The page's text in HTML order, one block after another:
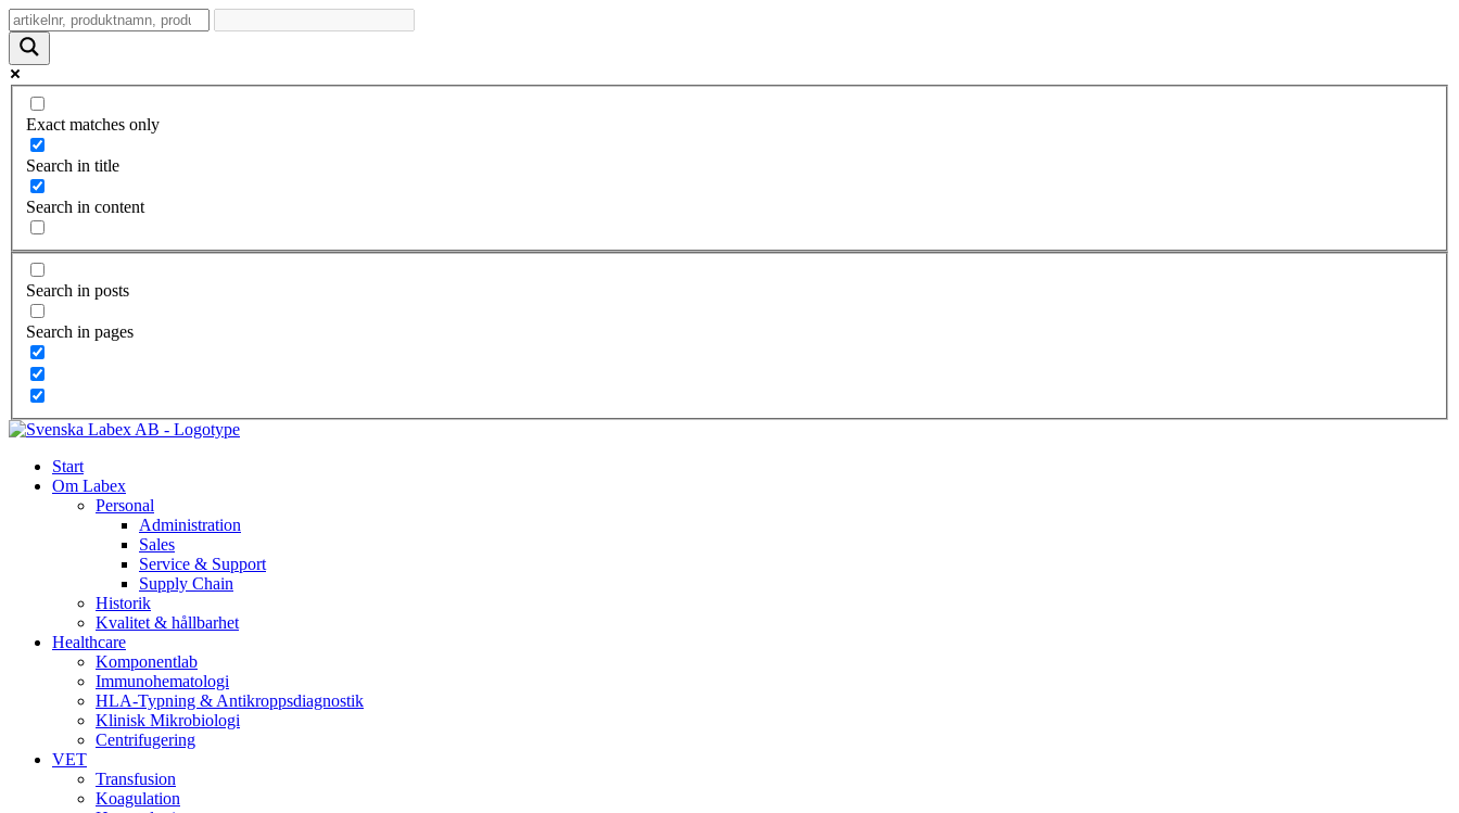
Exact matches only
Search in title
Search in content
Search in posts
Search in pages
Start
Om Labex
Personal
Administration
Sales
Service & Support
Supply Chain
Historik
Kvalitet & hållbarhet
Healthcare
Komponentlab
Immunohematologi
HLA-Typning & Antikroppsdiagnostik
Klinisk Mikrobiologi
Centrifugering
VET
Transfusion
Koagulation